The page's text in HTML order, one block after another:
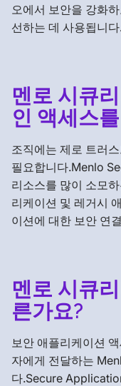
오에서 보안을 강화
선하는 데 사용됩니
멘로 시큐
인 액세스
조직에는 제로 트러
필요합니다.Menlo
리소스를 많이 소모
리케이션 및 레거시
이션에 대한 보안 연
멘로 시큐
른가요?
보안 애플리케이션
자에게 전달하는
다.Secure